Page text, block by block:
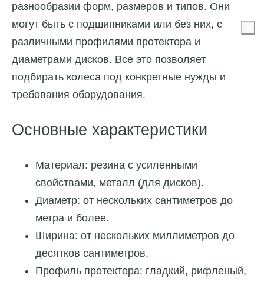
разнообразии форм, размеров и типов. Они
могут быть с подшипниками или без них, с
различными профилями протектора и
диаметрами дисков. Все это позволяет
подбирать колеса под конкретные нужды и
требования оборудования.
Основные характеристики
Материал: резина с усиленными
свойствами, металл (для дисков).
Диаметр: от нескольких сантиметров до
метра и более.
Ширина: от нескольких миллиметров до
десятков сантиметров.
Профиль протектора: гладкий, рифленый,